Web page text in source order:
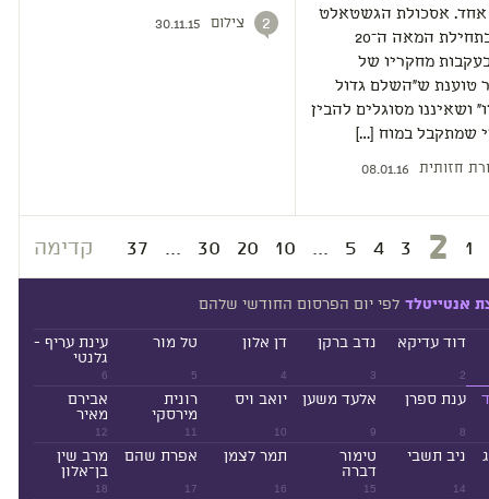
אחד. אסכולת הגשטאלט
שפותחה בתחילת המאה ה־20
מחקריו של
טוענת ש״השלם גדול
ושאיננו מסוגלים להבין
שמתקבל במוח […]
חזותית 08.01.16
2 צילום 30.11.15
1
2
3
4
5
...
10
20
30
... קדימה 37
אנטייטלד לפי יום הפרסום החודשי שלהם
2
דוד עדיקא
3
נדב ברקן
4
דן אלון
5
טל מור
6
עינת עריף -
גלנטי
8
ענת ספרן
9
אלעד משען
10
יואב ויס
11
רונית
מירסקי
12
אבירם
מאיר
14
ניב תשבי
15
טימור
דברה
16
תמר לצמן
17
אפרת שהם
18
מרב שין
בן־אלון